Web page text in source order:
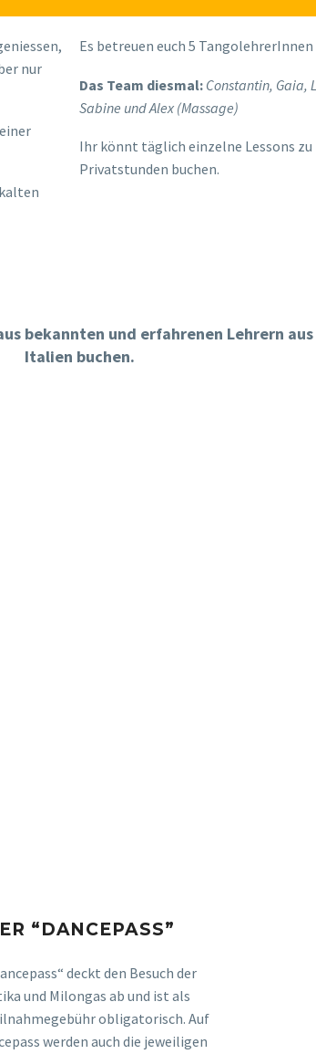
nur
Es betreuen euch 5 TangolehrerInnen
Das Team diesmal: Constantin, Gaia,
Sabine und Alex (Massage)
Ihr könnt täglich einzelne Lessons zu
Privatstunden buchen.
bekannten und erfahrenen Lehrern
Italien buchen.
“DANCEPASS”
deckt den Besuch der
und Milongas ab und ist als
obligatorisch. Auf
werden auch die jeweiligen